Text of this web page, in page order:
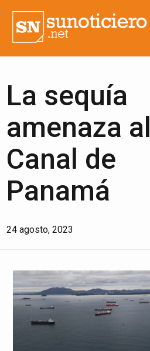
La sequía
amenaza al
Canal de
Panamá
24 agosto, 2023